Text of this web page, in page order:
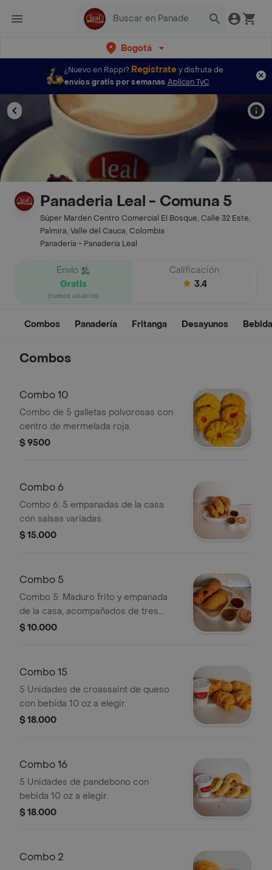
Bogotá
¿Nuevo en Rappi? Regístratey disfruta de
envíos gratis por semanas Aplican TyC
Panaderia Leal - Comuna 5
Súper Marden Centro Comercial El Bosque, Calle 32 Este,
Palmira, Valle del Cauca, Colombia
Panadería - Panaderia Leal
Envío
Gratis
(nuevos usuarios)
Calificación
3.4
Combos Panadería Fritanga Desayunos
Combos
Combo 10
Combo de 5 galletas polvorosas con
centro de mermelada roja.
$ 9500
Combo 6
Combo 6: 5 empanadas de la casa
con salsas variadas.
$ 15.000
Combo 5
Combo 5: Maduro frito y empanada
de la casa, acompañados de tres
salsas.
$ 10.000
Combo 15
5 Unidades de croassaint de queso
con bebida 10 oz a elegir.
$ 18.000
Combo 16
5 Unidades de pandebono con
bebida 10 oz a elegir.
$ 18.000
Combo 2